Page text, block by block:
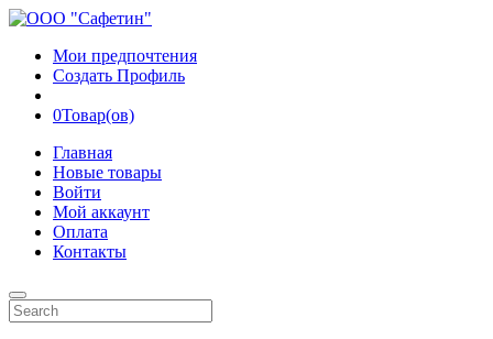
Мои предпочтения
Создать Профиль
0Товар(ов)
Главная
Новые товары
Войти
Мой аккаунт
Оплата
Контакты